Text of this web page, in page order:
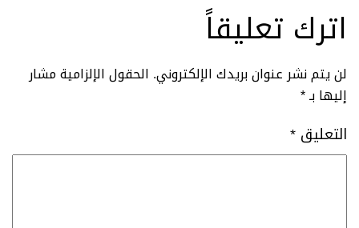
اترك تعليقاً
لن يتم نشر عنوان بريدك الإلكتروني. الحقول الإلزامية مشار
إليها بـ*
التعليق *